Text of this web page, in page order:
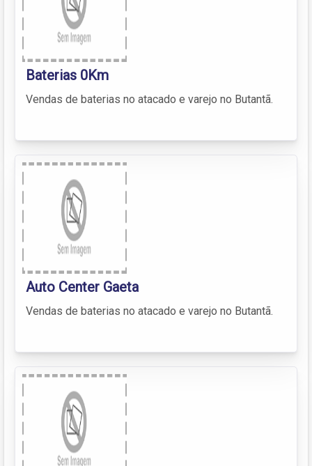
Baterias 0Km
Vendas de baterias no atacado e varejo no Butantã.
Auto Center Gaeta
Vendas de baterias no atacado e varejo no Butantã.